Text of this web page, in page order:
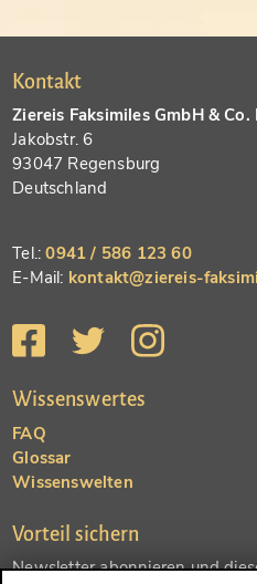
Kontakt
Ziereis Faksimiles GmbH & Co.
Jakobstr. 6
93047 Regensburg
Deutschland
Tel.:0941 / 586 123 60
E-Mail: kontakt@ziereis-
Wissenswertes
FAQ
Glossar
Wissenswelten
Vorteil sichern
Newsletter abonnieren und